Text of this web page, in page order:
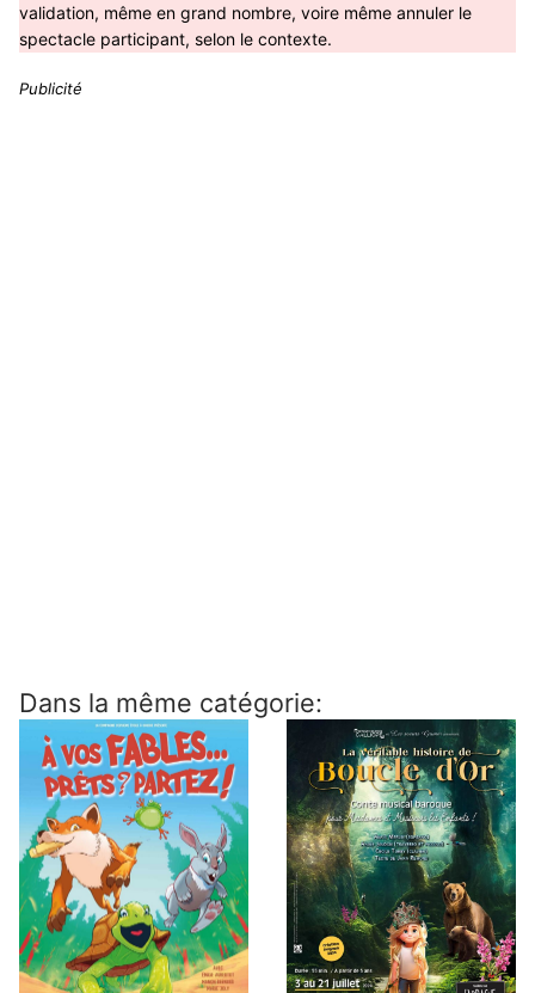
validation, même en grand nombre, voire même annuler le
spectacle participant, selon le contexte.
Publicité
Dans la même catégorie: